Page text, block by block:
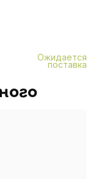
Ожидается
поставка